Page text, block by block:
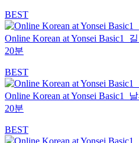
BEST
Online Korean at Yonsei Basic1_길
20분
BEST
Online Korean at Yonsei Basic1_
20분
BEST